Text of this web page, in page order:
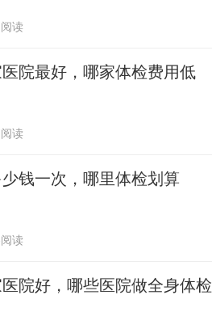
读
院最好，哪家体检费用低
读
钱一次，哪里体检划算
读
院好，哪些医院做全身体检